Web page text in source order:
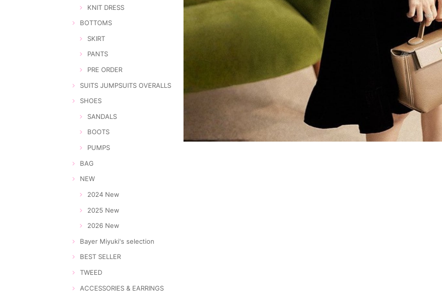
KNIT DRESS
BOTTOMS
SKIRT
PANTS
PRE ORDER
SUITS JUMPSUITS OVERALLS
SHOES
SANDALS
BOOTS
PUMPS
BAG
NEW
2024 New
2025 New
2026 New
Bayer Miyuki's selection
BEST SELLER
TWEED
ACCESSORIES & EARRINGS